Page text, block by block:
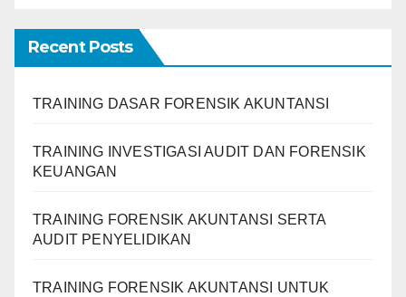
Recent Posts
TRAINING DASAR FORENSIK AKUNTANSI
TRAINING INVESTIGASI AUDIT DAN FORENSIK
KEUANGAN
TRAINING FORENSIK AKUNTANSI SERTA
AUDIT PENYELIDIKAN
TRAINING FORENSIK AKUNTANSI UNTUK